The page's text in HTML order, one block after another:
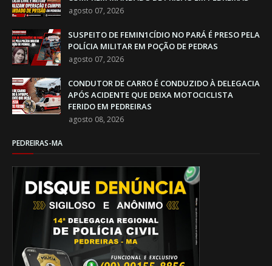
agosto 07, 2026
SUSPEITO DE FEMIN1CÍDIO NO PARÁ É PRESO PELA
POLÍCIA MILITAR EM POÇÃO DE PEDRAS
agosto 07, 2026
CONDUTOR DE CARRO É CONDUZIDO À DELEGACIA
APÓS ACIDENTE QUE DEIXA MOTOCICLISTA
FERIDO EM PEDREIRAS
agosto 08, 2026
PEDREIRAS-MA